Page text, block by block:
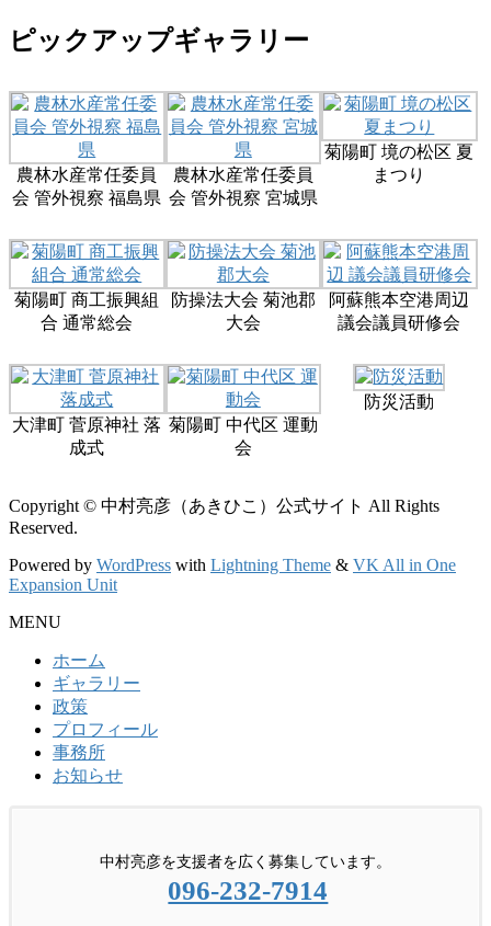
ピックアップギャラリー
農林水産常任委員
会 管外視察 福島県
農林水産常任委員
会 管外視察 宮城県
菊陽町 境の松区 夏
まつり
菊陽町 商工振興組
合 通常総会
防操法大会 菊池郡
大会
阿蘇熊本空港周辺
議会議員研修会
大津町 菅原神社 落
成式
菊陽町 中代区 運動
会
防災活動
Copyright © 中村亮彦（あきひこ）公式サイト All Rights
Reserved.
Powered by WordPress with Lightning Theme & VK All in One
Expansion Unit
MENU
ホーム
ギャラリー
政策
プロフィール
事務所
お知らせ
中村亮彦を支援者を広く募集しています。
096-232-7914